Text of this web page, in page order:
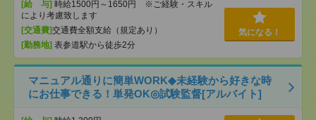
[給 与] 時給1500円～1650円 ※ご経験・スキル
により考慮致します
[交通費]交通費全額支給（規定あり）
[勤務地] 表参道駅から徒歩2分
気になる！
マニュアル通りに簡単WORK◆未経験から好きな時
にお仕事できる！単発OK◎試験監督[アルバイト]